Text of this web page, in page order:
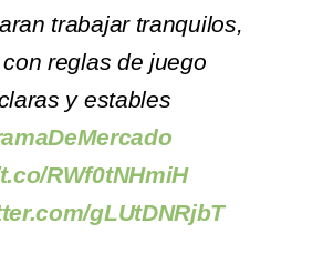
trabajar tranquilos,
reglas de juego
y estables
RWf0tNHmiH
gLUtDNRjbT